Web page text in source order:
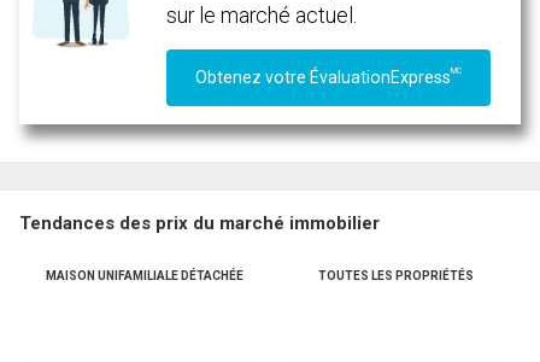
sur le marché actuel.
Obtenez votre ÉvaluationExpressMC
Tendances des prix du marché immobilier
MAISON UNIFAMILIALE DÉTACHÉE TOUTES LES PROPRIÉTÉS